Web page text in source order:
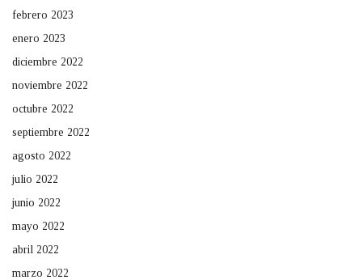
febrero 2023
enero 2023
diciembre 2022
noviembre 2022
octubre 2022
septiembre 2022
agosto 2022
julio 2022
junio 2022
mayo 2022
abril 2022
marzo 2022